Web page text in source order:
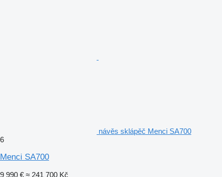
návěs sklápěč Menci SA700
6
Menci SA700
9 990 € ≈ 241 700 Kč